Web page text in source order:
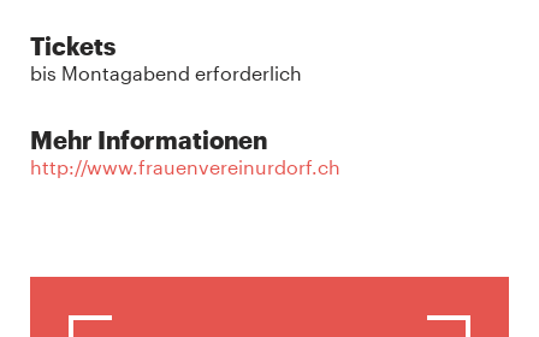
Tickets
bis Montagabend erforderlich
Mehr Informationen
http://www.frauenvereinurdorf.ch